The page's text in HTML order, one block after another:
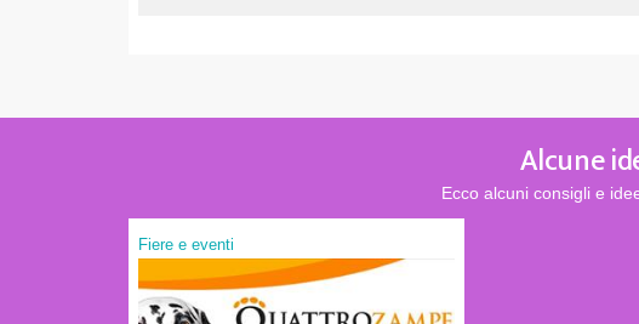
Alcune
Ecco alcuni consigli e
Fiere e eventi